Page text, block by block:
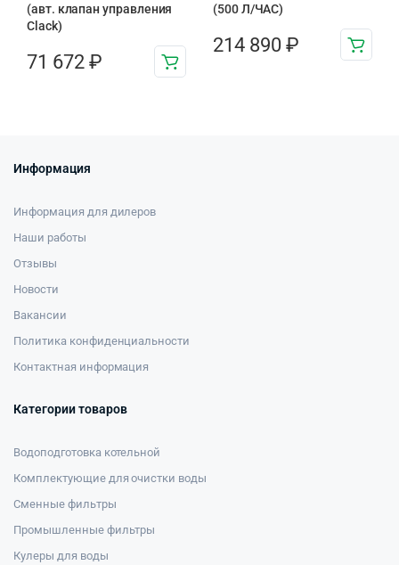
(авт. клапан управления
Clack)
71 672 ₽
(500 Л/ЧАС)
214 890 ₽
Информация
Информация для дилеров
Наши работы
Отзывы
Новости
Вакансии
Политика конфиденциальности
Контактная информация
Категории товаров
Водоподготовка котельной
Комплектующие для очистки воды
Сменные фильтры
Промышленные фильтры
Кулеры для воды